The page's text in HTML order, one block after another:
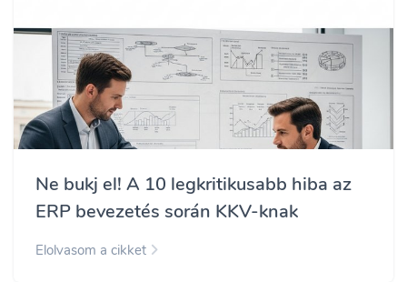
Ne bukj el! A 10 legkritikusabb hiba az
ERP bevezetés során KKV-knak
Elolvasom a cikket